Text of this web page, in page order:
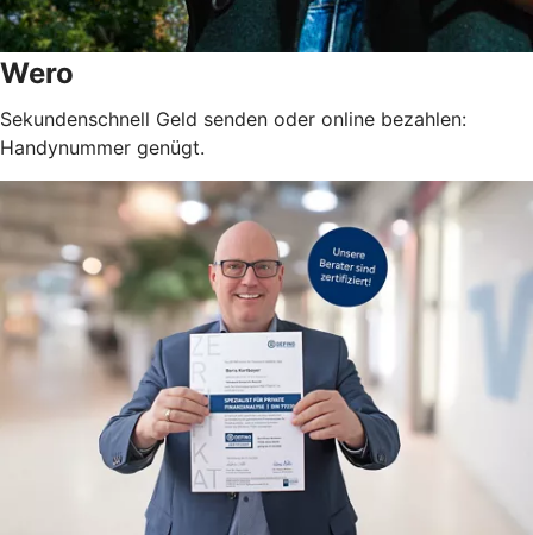
Wero
Sekundenschnell Geld senden oder online bezahlen:
Handynummer genügt.